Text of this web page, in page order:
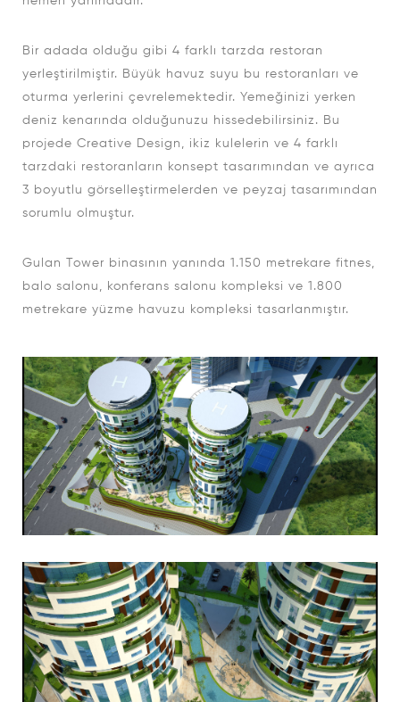
Bir adada olduğu gibi 4 farklı tarzda restoran
yerleştirilmiştir. Büyük havuz suyu bu restoranları ve
oturma yerlerini çevrelemektedir. Yemeğinizi yerken
deniz kenarında olduğunuzu hissedebilirsiniz. Bu
projede Creative Design, ikiz kulelerin ve 4 farklı
tarzdaki restoranların konsept tasarımından ve ayrıca
3 boyutlu görselleştirmelerden ve peyzaj tasarımından
sorumlu olmuştur.
Gulan Tower binasının yanında 1.150 metrekare fitnes,
balo salonu, konferans salonu kompleksi ve 1.800
metrekare yüzme havuzu kompleksi tasarlanmıştır.